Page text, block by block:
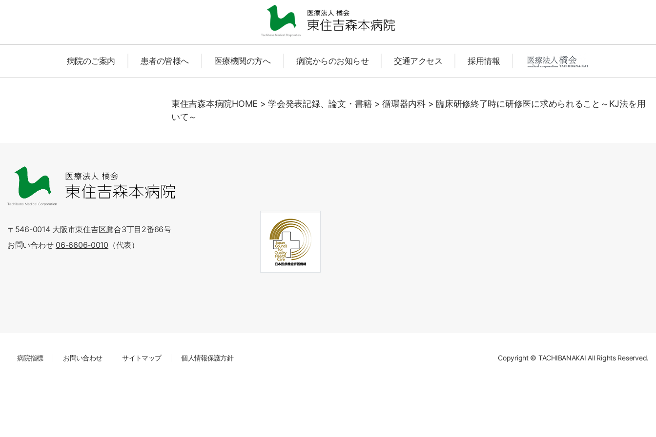
東
住
森
本
病院のご案内 患者の皆様へ 医療機関の方へ 病院からのお知らせ 交通アクセス 採用情報
東住吉森本病院HOME > 学会発表記録、論文・書籍 > 循環器内科 > 臨床研修終了時に研修医に求められること～KJ法を用
いて～
〒546-0014 大阪市東住吉区鷹合3丁目2番66号
お問い合わせ 06-6606-0010 （代表）
病院指標 お問い合わせ サイトマップ 個人情報保護方針 Copyright © TACHIBANAKAI All Rights Reserved.